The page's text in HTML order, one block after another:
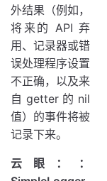
外结果（例如，
将来的 API 弃
用、记录器或错
误处理程序设置
不正确，以及来
自 getter 的 nil
值）的事件将被
记录下来。
云眼：：